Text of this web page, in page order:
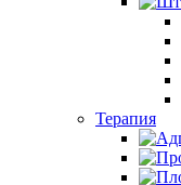
Терапия